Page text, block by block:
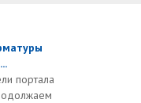
портала